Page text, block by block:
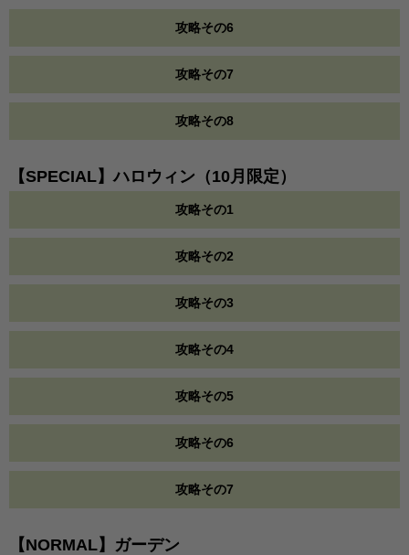
攻略その6
攻略その7
攻略その8
【SPECIAL】ハロウィン（10月限定）
攻略その1
攻略その2
攻略その3
攻略その4
攻略その5
攻略その6
攻略その7
【NORMAL】ガーデン